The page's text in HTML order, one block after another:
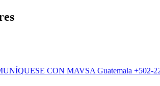
CON MAVSA Guatemala +502-